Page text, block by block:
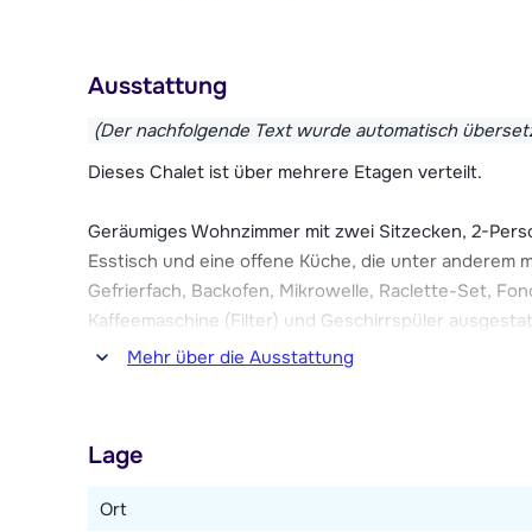
Das Chalet Lou Bochu ist ein gemütliches Chalet,
Jugendgruppen sind in diesem Chalet nicht erlaubt.
Ausstattung
(Der nachfolgende Text wurde automatisch
Dieses Chalet ist über mehrere Etagen verteilt.
Geräumiges Wohnzimmer mit zwei Sitzecken, 2-
Esstisch und eine offene Küche, die unter anderem
Gefrierfach, Backofen, Mikrowelle, Raclette-Set,
Kaffeemaschine (Filter) und Geschirrspüler
über eine Waschmaschine und einen Trockner,
Etagenbetten. Zwei Bäder, jeweils mit Dusche. Zwei
Mehr über die Ausstattung
Lage
Ort